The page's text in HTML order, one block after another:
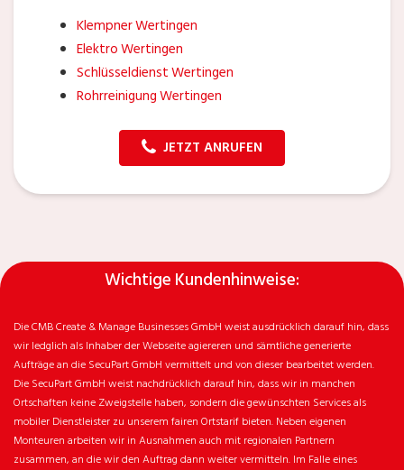
Klempner Wertingen
Elektro Wertingen
Schlüsseldienst Wertingen
Rohrreinigung Wertingen
JETZT ANRUFEN
Wichtige Kundenhinweise:
Die CMB Create & Manage Businesses GmbH weist ausdrücklich darauf hin, dass
wir ledglich als Inhaber der Webseite agiereren und sämtliche generierte
Aufträge an die SecuPart GmbH vermittelt und von dieser bearbeitet werden.
Die SecuPart GmbH weist nachdrücklich darauf hin, dass wir in manchen
Ortschaften keine Zweigstelle haben, sondern die gewünschten Services als
mobiler Dienstleister zu unserem fairen Ortstarif bieten. Neben eigenen
Monteuren arbeiten wir in Ausnahmen auch mit regionalen Partnern
zusammen, an die wir den Auftrag dann weiter vermitteln. Im Falle eines